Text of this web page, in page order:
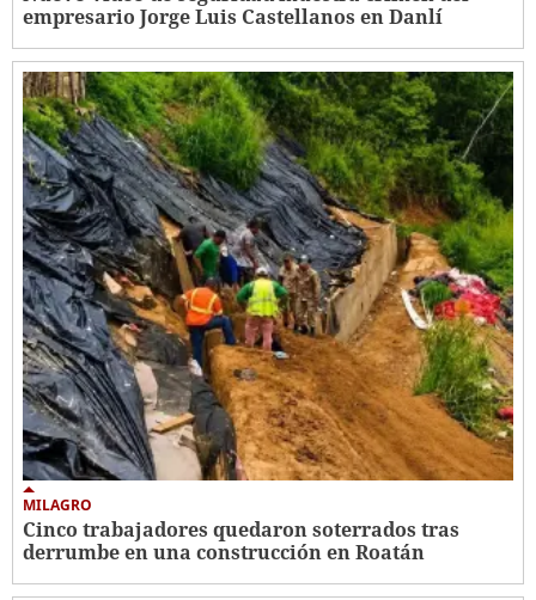
empresario Jorge Luis Castellanos en Danlí
MILAGRO
Cinco trabajadores quedaron soterrados tras
derrumbe en una construcción en Roatán